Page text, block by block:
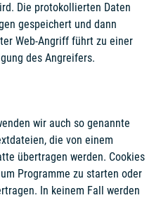
Die protokollierten Daten
gespeichert und dann
Web-Angriff führt zu einer
des Angreifers.
wir auch so genannte
die von einem
übertragen werden. Cookies
Programme zu starten oder
In keinem Fall werden